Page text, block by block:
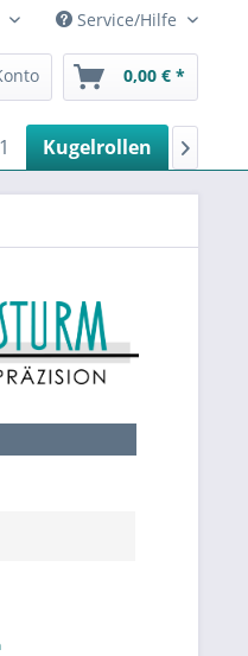
Deutsch Service/Hilfe
0,00 € *
Kugelrollen 